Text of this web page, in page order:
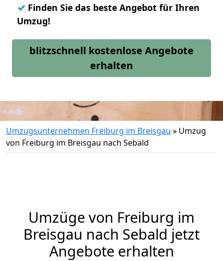
✓ Finden Sie das beste Angebot für Ihren
Umzug!
blitzschnell kostenlose Angebote
erhalten
Umzugsunternehmen Freiburg im Breisgau » Umzug
von Freiburg im Breisgau nach Sebald
Umzüge von Freiburg im
Breisgau nach Sebald jetzt
Angebote erhalten